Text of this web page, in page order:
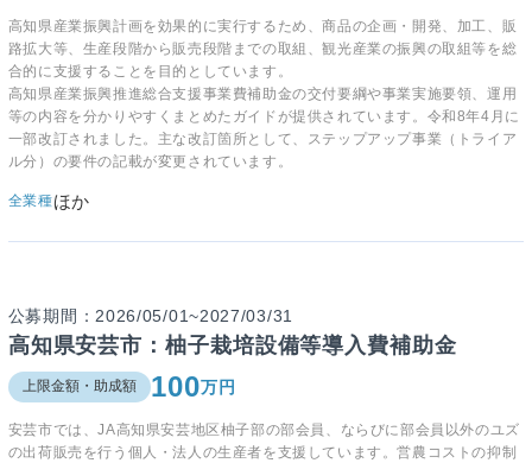
高知県産業振興計画を効果的に実行するため、商品の企画・開発、加工、販
路拡大等、生産段階から販売段階までの取組、観光産業の振興の取組等を総
合的に支援することを目的としています。
高知県産業振興推進総合支援事業費補助金の交付要綱や事業実施要領、運用
等の内容を分かりやすくまとめたガイドが提供されています。令和8年4月に
一部改訂されました。主な改訂箇所として、ステップアップ事業（トライア
ル分）の要件の記載が変更されています。
全業種ほか
公募期間：2026/05/01~2027/03/31
高知県安芸市：柚子栽培設備等導入費補助金
上限金額・助成額 100万円
安芸市では、JA高知県安芸地区柚子部の部会員、ならびに部会員以外のユズ
の出荷販売を行う個人・法人の生産者を支援しています。営農コストの抑制